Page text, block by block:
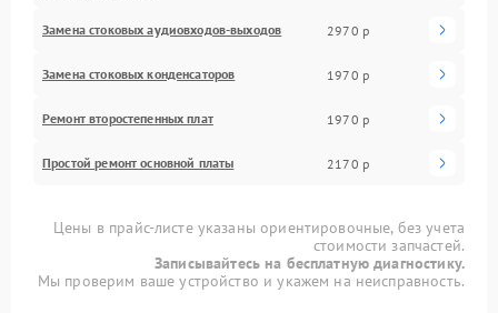
Замена стоковых аудиовходов-выходов 2970 р
Замена стоковых конденсаторов 1970 р
Ремонт второстепенных плат 1970 р
Простой ремонт основной платы 2170 р
Цены в прайс-листе указаны ориентировочные, без учета
стоимости запчастей.
Записывайтесь на бесплатную диагностику.
Мы проверим ваше устройство и укажем на неисправность.